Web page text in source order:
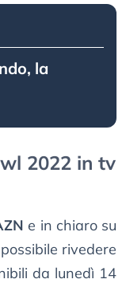
la
2022 in tv
e in chiaro su
rivedere
da lunedì 14